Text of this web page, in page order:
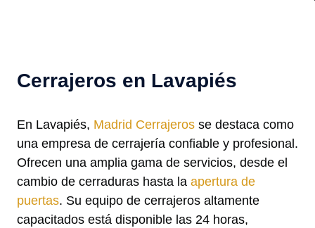
Cerrajeros en Lavapiés
En Lavapiés, Madrid Cerrajeros se destaca como
una empresa de cerrajería confiable y profesional.
Ofrecen una amplia gama de servicios, desde el
cambio de cerraduras hasta la apertura de
puertas. Su equipo de cerrajeros altamente
capacitados está disponible las 24 horas,